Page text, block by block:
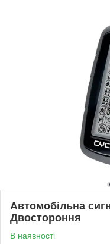
Автомобільна
Двостороння
В наявності